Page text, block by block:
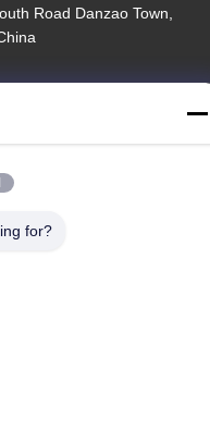
Road Danzao Town,
|Sitemap
for?